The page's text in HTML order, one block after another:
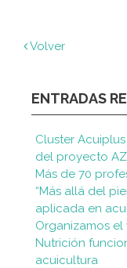
Volver
ENTRADAS
Cluster
del proyecto
Más de 70
“Más allá del
aplicada en
Organizamos el
Nutrición
acuicultura